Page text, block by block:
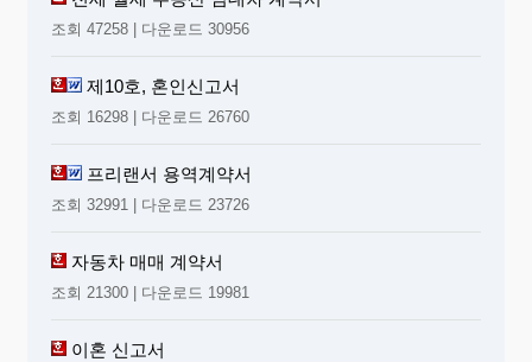
조회 47258 | 다운로드 30956
제10호, 혼인신고서
조회 16298 | 다운로드 26760
프리랜서 용역계약서
조회 32991 | 다운로드 23726
자동차 매매 계약서
조회 21300 | 다운로드 19981
이혼 신고서